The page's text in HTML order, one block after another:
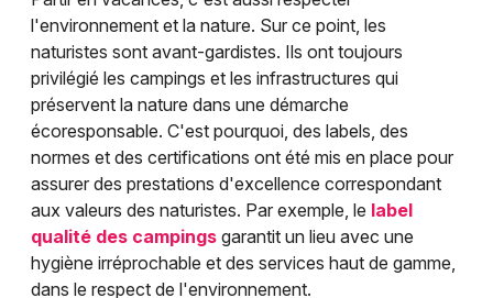
l'environnement et la nature. Sur ce point, les
naturistes sont avant-gardistes. Ils ont toujours
privilégié les campings et les infrastructures qui
préservent la nature dans une démarche
écoresponsable. C'est pourquoi, des labels, des
normes et des certifications ont été mis en place pour
assurer des prestations d'excellence correspondant
aux valeurs des naturistes. Par exemple, le label
qualité des campings garantit un lieu avec une
hygiène irréprochable et des services haut de gamme,
dans le respect de l'environnement.